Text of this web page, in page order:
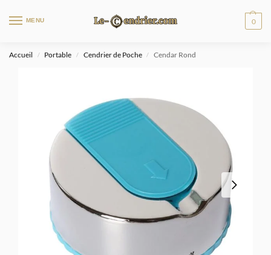
MENU 0
Accueil / Portable / Cendrier de Poche / Cendar Rond